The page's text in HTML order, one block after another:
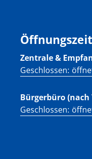
Zentrale &
Klicken, um
Geschlossen:
Bürgerbüro
Klicken, um
Geschlossen: